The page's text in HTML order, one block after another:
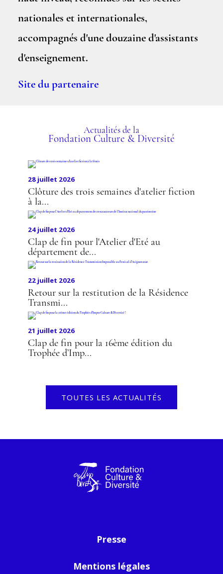
nationales et internationales,
accompagnés d'une douzaine d'assistants
d'enseignement.
Site du partenaire
Actualités de la
Fondation Culture & Diversité
28 juillet 2026
Clôture des trois semaines d'atelier fiction
à la...
24 juillet 2026
Clap de fin pour l'Atelier d'Eté au
département de...
22 juillet 2026
Retour sur la restitution de la Résidence
Transmi...
21 juillet 2026
Clap de fin pour la 16ème édition du
Trophée d’Imp...
TOUTES LES ACTUALITÉS
Presse
Mentions légales